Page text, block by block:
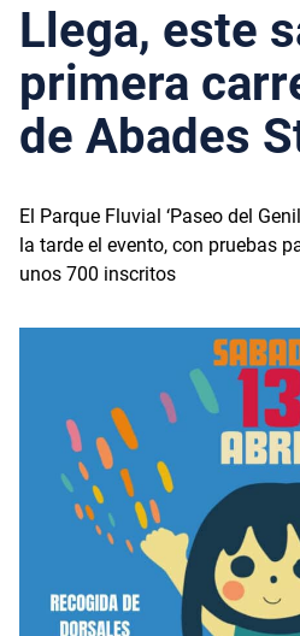
Llega, este
primera
de Abades
El Parque Fluvial ‘Paseo del
la tarde el evento, con pruebas
unos 700 inscritos